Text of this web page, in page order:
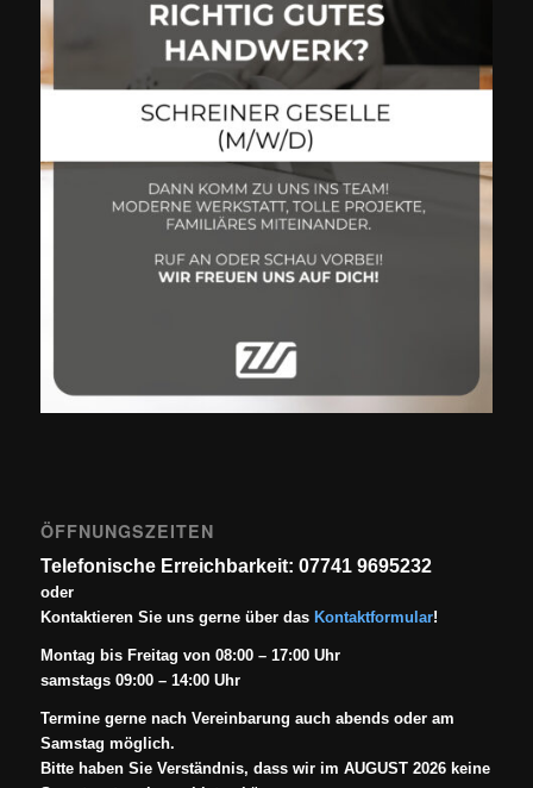
ÖFFNUNGSZEITEN
Telefonische Erreichbarkeit: 07741 9695232
oder
Kontaktieren Sie uns gerne über das Kontaktformular!
Montag bis Freitag von 08:00 – 17:00 Uhr
samstags 09:00 – 14:00 Uhr
Termine gerne nach Vereinbarung auch abends oder am
Samstag möglich.
Bitte haben Sie Verständnis, dass wir im AUGUST 2026 keine